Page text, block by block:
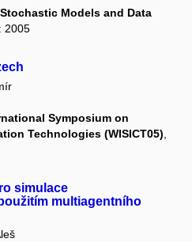
Models and Data
2005
Symposium on
Technologies (WISICT05)
simulace
multiagentního